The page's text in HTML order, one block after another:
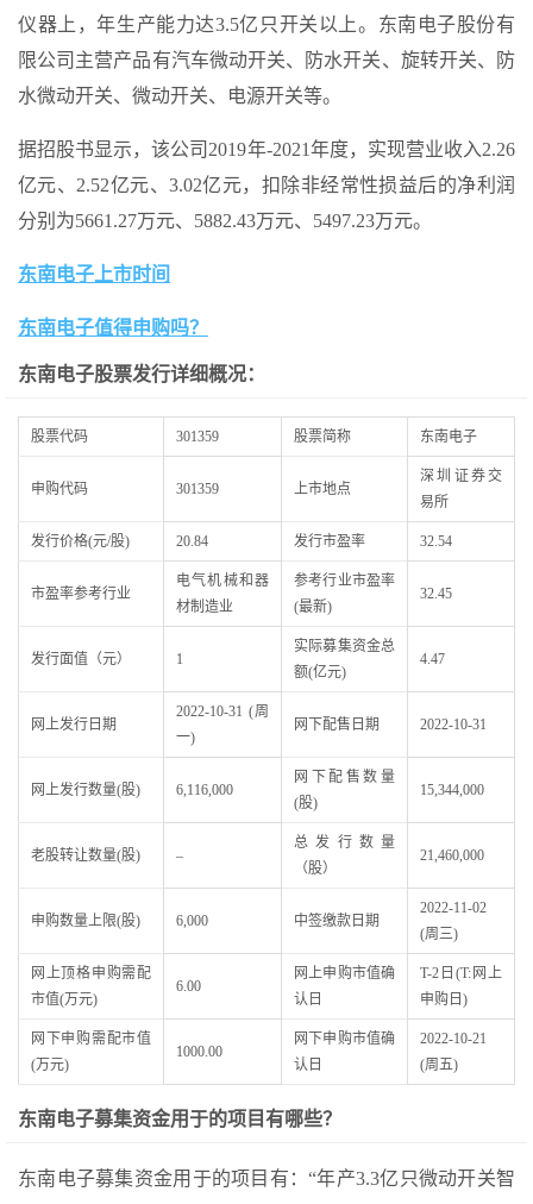
仪器上，年生产能力达3.5亿只开关以上。东南电子股份有
限公司主营产品有汽车微动开关、防水开关、旋转开关、防
水微动开关、微动开关、电源开关等。
据招股书显示，该公司2019年-2021年度，实现营业收入2.26
亿元、2.52亿元、3.02亿元，扣除非经常性损益后的净利润
分别为5661.27万元、5882.43万元、5497.23万元。
东南电子上市时间
东南电子值得申购吗？
东南电子股票发行详细概况：
股票代码 301359 股票简称 东南电子
申购代码 301359 上市地点
深圳证券交
易所
发行价格(元/股) 20.84 发行市盈率 32.54
市盈率参考行业
电气机械和器
材制造业
参考行业市盈率
(最新)
32.45
发行面值（元） 1
实际募集资金总
额(亿元)
4.47
网上发行日期
2022-10-31 (周
一)
网下配售日期 2022-10-31
网上发行数量(股) 6,116,000
网下配售数量
(股)
15,344,000
老股转让数量(股) –
总发行数量
（股）
21,460,000
申购数量上限(股) 6,000 中签缴款日期
2022-11-02
(周三)
网上顶格申购需配
市值(万元)
6.00
网上申购市值确
认日
T-2日(T:网上
申购日)
网下申购需配市值
(万元)
1000.00
网下申购市值确
认日
2022-10-21
(周五)
东南电子募集资金用于的项目有哪些？
东南电子募集资金用于的项目有：“年产3.3亿只微动开关智